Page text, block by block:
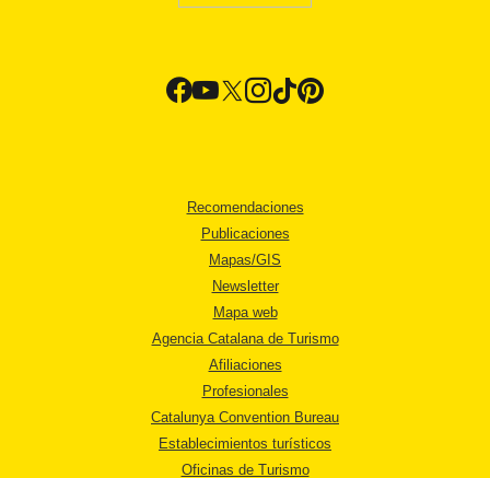
Recomendaciones
Publicaciones
Mapas/GIS
Newsletter
Mapa web
Agencia Catalana de Turismo
Afiliaciones
Profesionales
Catalunya Convention Bureau
Establecimientos turísticos
Oficinas de Turismo